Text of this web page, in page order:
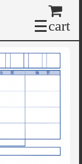
cart